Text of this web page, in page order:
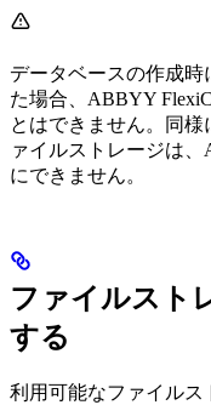
データベースの作成
た場合、ABBYY
とはできません。同
ァイルストレージは、
にできません。
ファイルスト
する
利用可能なファイルス